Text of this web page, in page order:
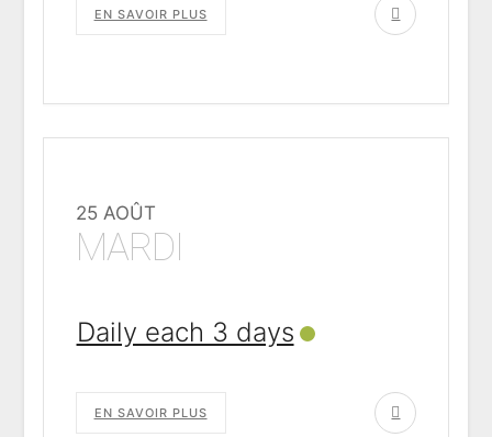
EN SAVOIR PLUS
25 AOÛT
MARDI
Daily each 3 days
EN SAVOIR PLUS